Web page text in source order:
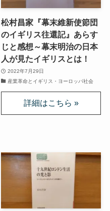
弟』を読む」
を読む」
松村昌家『幕末維新使節団
のイギリス往還記』あらす
じと感想～幕末明治の日本
人が見たイギリスとは！
2022年7月29日
産業革命とイギリス・ヨーロッパ社会